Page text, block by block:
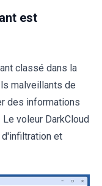
est
classé dans la
malveillants de
des informations
voleur DarkCloud
et